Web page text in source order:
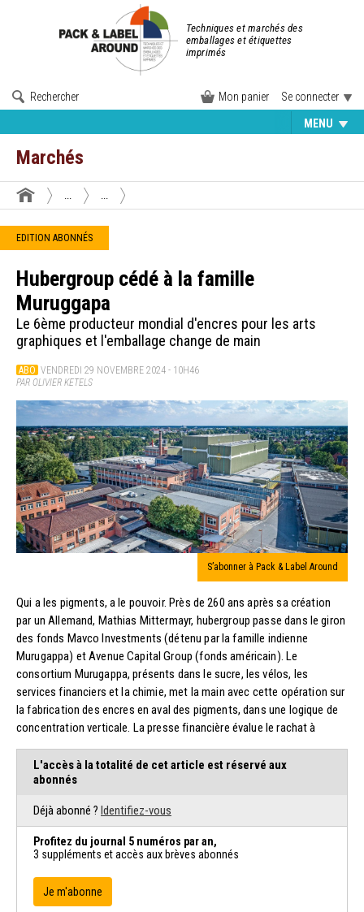
Techniques et marchés des
emballages et étiquettes
imprimés
Rechercher Mon panier Se connecter
MENU
Marchés
EDITION ABONNÉS
Hubergroup cédé à la famille
Muruggapa
Le 6ème producteur mondial d'encres pour les arts
graphiques et l'emballage change de main
ABO VENDREDI 29 NOVEMBRE 2024 - 10H46
PAR OLIVIER KETELS
S’abonner à Pack & Label Around
Qui a les pigments, a le pouvoir. Près de 260 ans après sa création
par un Allemand, Mathias Mittermayr, hubergroup passe dans le giron
des fonds Mavco Investments (détenu par la famille indienne
Murugappa) et Avenue Capital Group (fonds américain). Le
consortium Murugappa, présents dans le sucre, les vélos, les
services financiers et la chimie, met la main avec cette opération sur
la fabrication des encres en aval des pigments, dans une logique de
concentration verticale. La presse financière évalue le rachat à
L'accès à la totalité de cet article est réservé aux
abonnés
Déjà abonné ? Identifiez-vous
Profitez du journal 5 numéros par an,
3 suppléments et accès aux brèves abonnés
Je m'abonne